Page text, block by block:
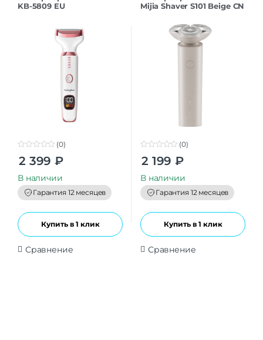
KB-5809 EU
o
t
o
f
5
(0)
2 399 ₽
В наличии
Гарантия 12 месяцев
Купить в 1 клик
Сравнение
Mijia Shaver S101 Beige CN
o
t
o
f
5
(0)
2 199 ₽
В наличии
Гарантия 12 месяцев
Купить в 1 клик
Сравнение